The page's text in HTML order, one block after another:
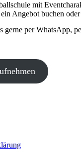
mit
Angebot buchen
gerne per WhatsApp,